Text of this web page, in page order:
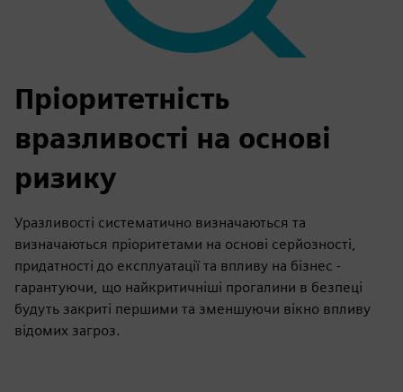
Пріоритетність
вразливості на основі
ризику
Уразливості систематично визначаються та
визначаються пріоритетами на основі серйозності,
придатності до експлуатації та впливу на бізнес -
гарантуючи, що найкритичніші прогалини в безпеці
будуть закриті першими та зменшуючи вікно впливу
відомих загроз.